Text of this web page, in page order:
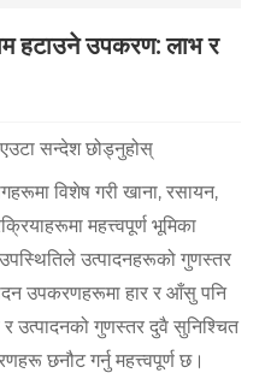
हटाउने उपकरण: लाभ र
सन्देश छोड्नुहोस्
विशेष गरी खाना, रसायन,
महत्त्वपूर्ण भूमिका
उत्पादनहरूको गुणस्तर
उपकरणहरूमा हार र आँसु पनि
उत्पादनको गुणस्तर दुवै सुनिश्चित
छनौट गर्नु महत्त्वपूर्ण छ।